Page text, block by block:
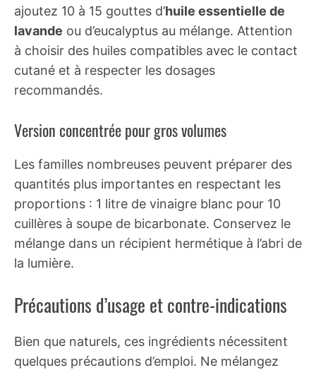
ajoutez 10 à 15 gouttes d’huile essentielle de
lavande ou d’eucalyptus au mélange. Attention
à choisir des huiles compatibles avec le contact
cutané et à respecter les dosages
recommandés.
Version concentrée pour gros volumes
Les familles nombreuses peuvent préparer des
quantités plus importantes en respectant les
proportions : 1 litre de vinaigre blanc pour 10
cuillères à soupe de bicarbonate. Conservez le
mélange dans un récipient hermétique à l’abri de
la lumière.
Précautions d’usage et contre-indications
Bien que naturels, ces ingrédients nécessitent
quelques précautions d’emploi. Ne mélangez